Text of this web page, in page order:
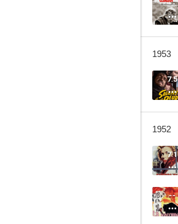
--
1953
7.5
1952
7.1
--